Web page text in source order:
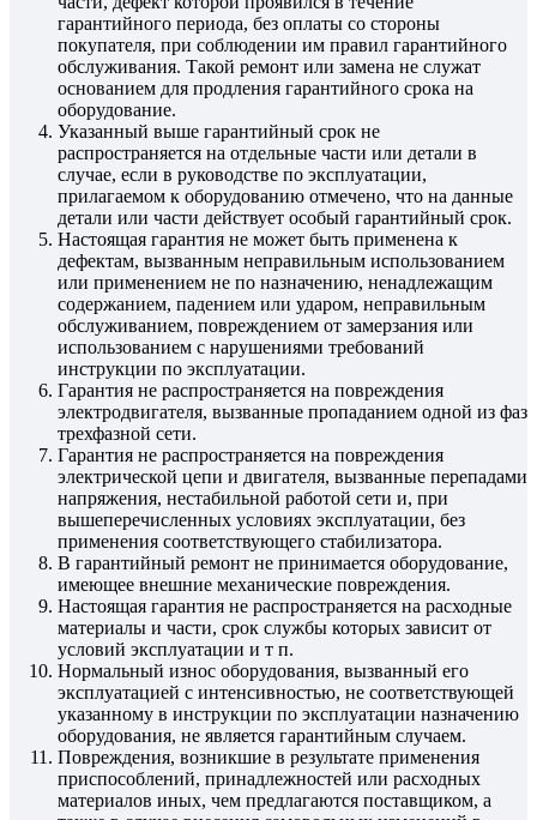
гарантийного периода, без оплаты со стороны
покупателя, при соблюдении им правил гарантийного
обслуживания. Такой ремонт или замена не служат
основанием для продления гарантийного срока на
оборудование.
Указанный выше гарантийный срок не
распространяется на отдельные части или детали в
случае, если в руководстве по эксплуатации,
прилагаемом к оборудованию отмечено, что на данные
детали или части действует особый гарантийный срок.
Настоящая гарантия не может быть применена к
дефектам, вызванным неправильным использованием
или применением не по назначению, ненадлежащим
содержанием, падением или ударом, неправильным
обслуживанием, повреждением от замерзания или
использованием с нарушениями требований
инструкции по эксплуатации.
Гарантия не распространяется на повреждения
электродвигателя, вызванные пропаданием одной из фаз
трехфазной сети.
Гарантия не распространяется на повреждения
электрической цепи и двигателя, вызванные перепадами
напряжения, нестабильной работой сети и, при
вышеперечисленных условиях эксплуатации, без
применения соответствующего стабилизатора.
В гарантийный ремонт не принимается оборудование,
имеющее внешние механические повреждения.
Настоящая гарантия не распространяется на расходные
материалы и части, срок службы которых зависит от
условий эксплуатации и т п.
Нормальный износ оборудования, вызванный его
эксплуатацией с интенсивностью, не соответствующей
указанному в инструкции по эксплуатации назначению
оборудования, не является гарантийным случаем.
Повреждения, возникшие в результате применения
приспособлений, принадлежностей или расходных
материалов иных, чем предлагаются поставщиком, а